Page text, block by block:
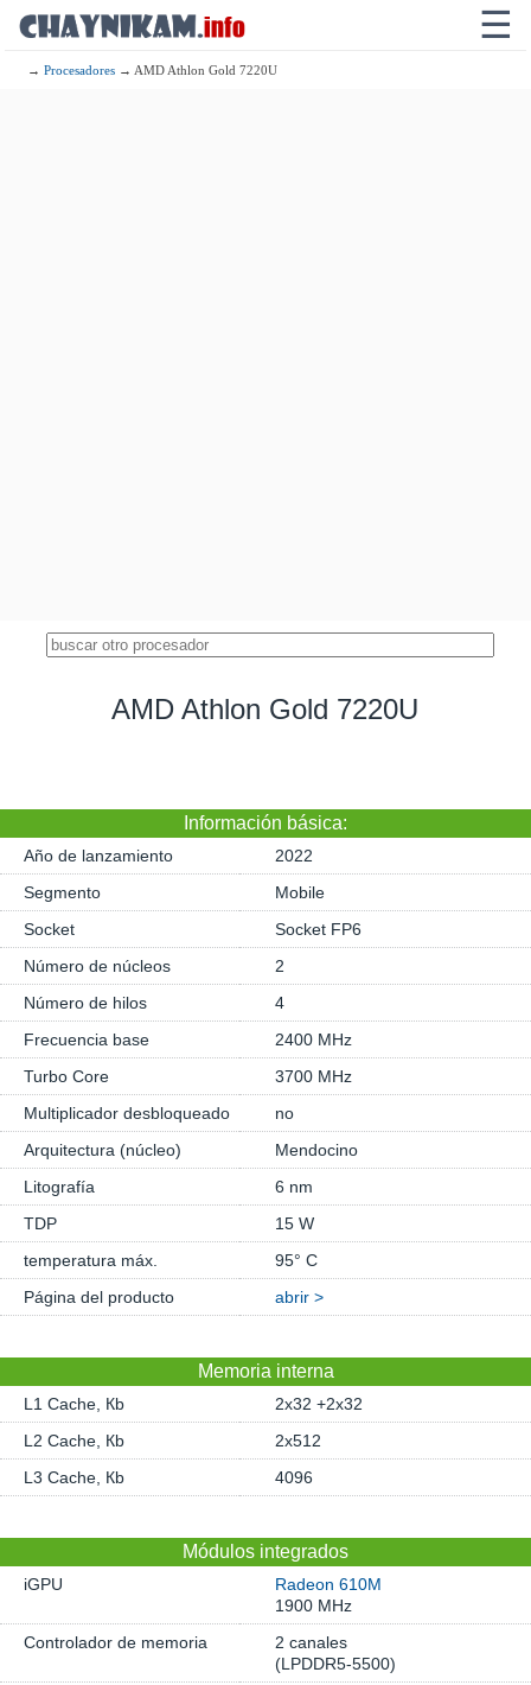
☰
→Procesadores → AMD Athlon Gold 7220U
AMD Athlon Gold 7220U
Información básica:
Año de lanzamiento
2022
Segmento
Mobile
Socket
Socket FP6
Número de núcleos
2
Número de hilos
4
Frecuencia base
2400 MHz
Turbo Core
3700 MHz
Multiplicador desbloqueado
no
Arquitectura (núcleo)
Mendocino
Litografía
6 nm
TDP
15 W
temperatura máx.
95° C
Página del producto
abrir >
Memoria interna
L1 Cache, Кb
2x32 +2x32
L2 Cache, Кb
2x512
L3 Cache, Кb
4096
Módulos integrados
iGPU
Radeon 610M
1900 MHz
Controlador de memoria
2 canales
(LPDDR5-5500)